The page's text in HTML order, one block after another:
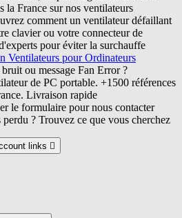
la France sur nos ventilateurs
comment un ventilateur défaillant
clavier ou votre connecteur de
pour éviter la surchauffe
Ventilateurs pour Ordinateurs
ou message Fan Error ?
de PC portable. +1500 références
Livraison rapide
le formulaire pour nous contacter
perdu ? Trouvez ce que vous cherchez
links 